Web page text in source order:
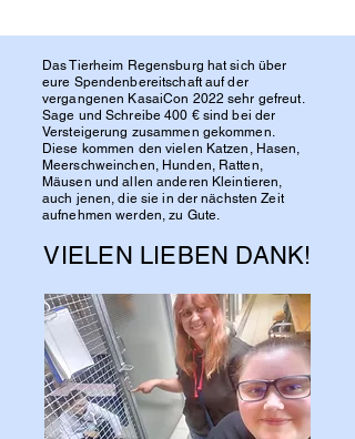
Das Tierheim Regensburg hat sich über
eure Spendenbereitschaft auf der
vergangenen KasaiCon 2022 sehr gefreut.
Sage und Schreibe 400 € sind bei der
Versteigerung zusammen gekommen.
Diese kommen den vielen Katzen, Hasen,
Meerschweinchen, Hunden, Ratten,
Mäusen und allen anderen Kleintieren,
auch jenen, die sie in der nächsten Zeit
aufnehmen werden, zu Gute.
VIELEN LIEBEN DANK!